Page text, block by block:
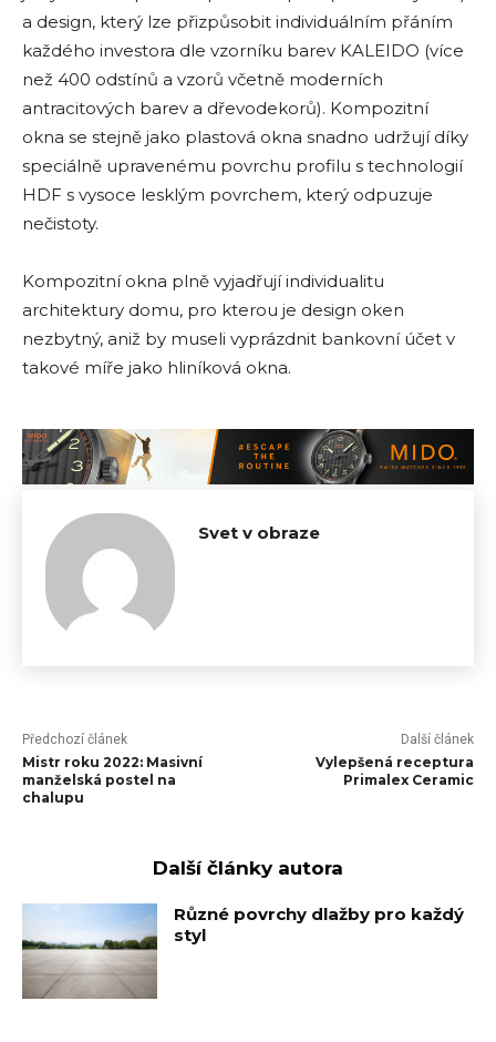
a design, který lze přizpůsobit individuálním přáním
každého investora dle vzorníku barev KALEIDO (více
než 400 odstínů a vzorů včetně moderních
antracitových barev a dřevodekorů). Kompozitní
okna se stejně jako plastová okna snadno udržují díky
speciálně upravenému povrchu profilu s technologií
HDF s vysoce lesklým povrchem, který odpuzuje
nečistoty.
Kompozitní okna plně vyjadřují individualitu
architektury domu, pro kterou je design oken
nezbytný, aniž by museli vyprázdnit bankovní účet v
takové míře jako hliníková okna.
Svet v obraze
Předchozí článek
Mistr roku 2022: Masivní
manželská postel na
chalupu
Další článek
Vylepšená receptura
Primalex Ceramic
Další články autora
Různé povrchy dlažby pro každý
styl